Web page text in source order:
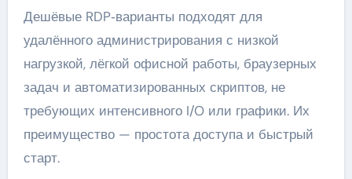
Дешёвые RDP‑варианты подходят для
удалённого администрирования с низкой
нагрузкой, лёгкой офисной работы, браузерных
задач и автоматизированных скриптов, не
требующих интенсивного I/O или графики. Их
преимущество — простота доступа и быстрый
старт.